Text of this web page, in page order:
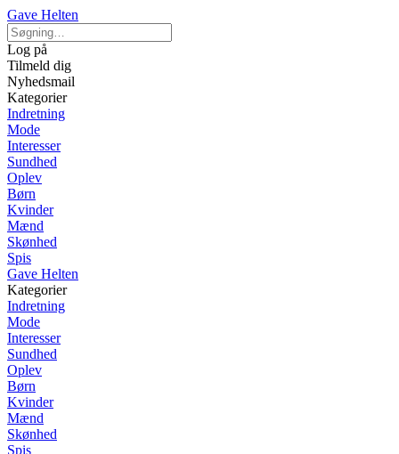
Gave Helten
Log på
Tilmeld dig
Nyhedsmail
Kategorier
Indretning
Mode
Interesser
Sundhed
Oplev
Børn
Kvinder
Mænd
Skønhed
Spis
Gave Helten
Kategorier
Indretning
Mode
Interesser
Sundhed
Oplev
Børn
Kvinder
Mænd
Skønhed
Spis